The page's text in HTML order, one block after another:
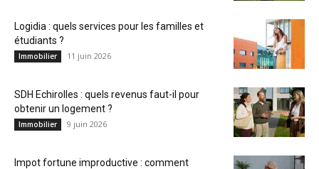
Logidia : quels services pour les familles et
étudiants ?
Immobilier 11 juin 2026
SDH Echirolles : quels revenus faut-il pour
obtenir un logement ?
Immobilier 9 juin 2026
Impot fortune improductive : comment